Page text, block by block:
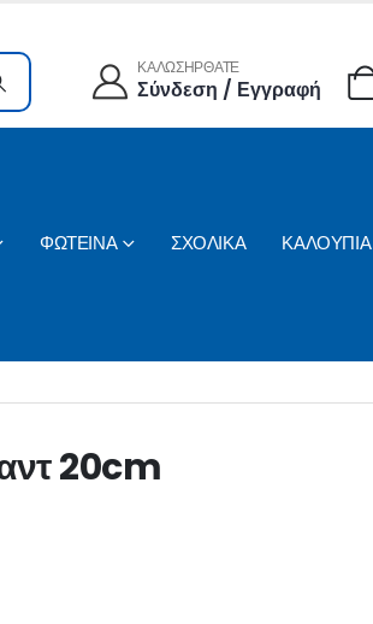
ΚΑΛΩΣΗΡΘΑΤΕ
Σύνδεση / Εγγραφή
ΦΩΤΕΙΝΑ ΣΧΟΛΙΚΑ ΚΑΛΟΥΠΙΑ
20cm